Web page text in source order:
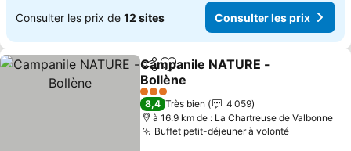
Consulter les prix de 12 sites Consulter les prix
PartagerAjouter à mes favoris
Campanile NATURE -
Bollène
3 Étoiles
8,4 Très bien
4 059
à 16.9 km de : La Chartreuse de Valbonne
Buffet petit-déjeuner à volonté